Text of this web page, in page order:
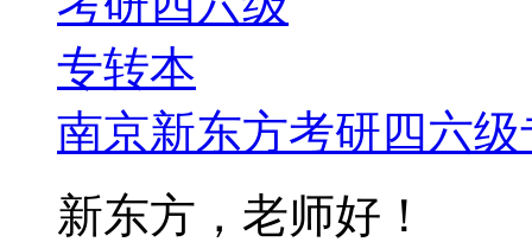
南京新东方考研四六
新东方，老师好！